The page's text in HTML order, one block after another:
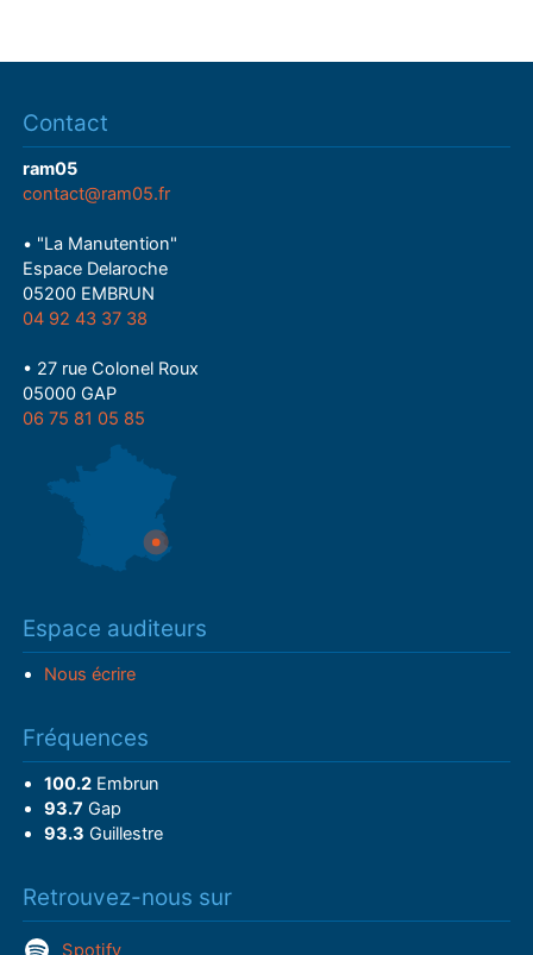
Contact
ram05
contact@ram05.fr
• "La Manutention"
Espace Delaroche
05200 EMBRUN
04 92 43 37 38
• 27 rue Colonel Roux
05000 GAP
06 75 81 05 85
Espace auditeurs
Nous écrire
Fréquences
100.2Embrun
93.7 Gap
93.3 Guillestre
Retrouvez-nous sur